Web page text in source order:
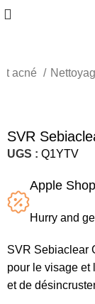
acné
SVR
UGS :Q1YTV
Apple
Hurry and
SVR Sebiaclear
pour le visage et
et de